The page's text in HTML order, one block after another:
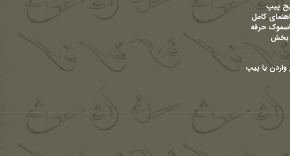
پیپ
کامل
حرفه
بخش
یا پیپ